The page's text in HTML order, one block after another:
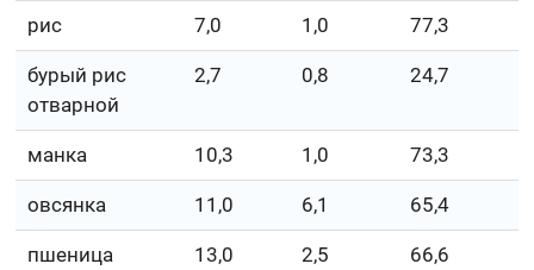
рис 7,0 1,0 77,3
бурый рис
отварной
2,7 0,8 24,7
манка 10,3 1,0 73,3
овсянка 11,0 6,1 65,4
пшеница
13,0 2,5 66,6